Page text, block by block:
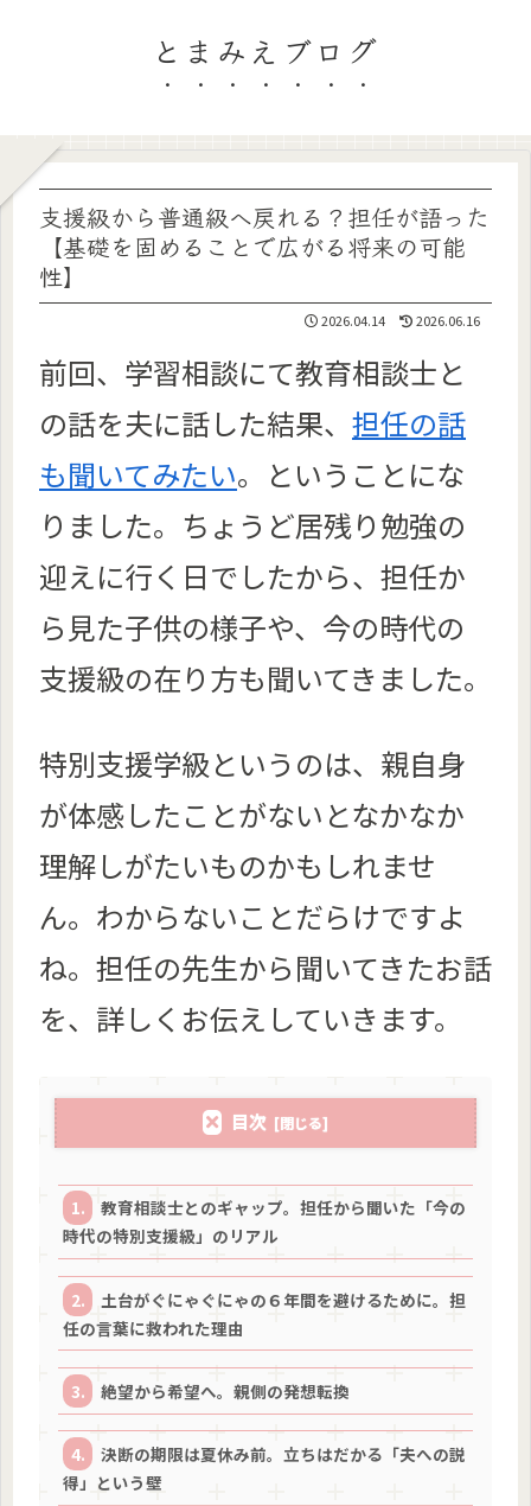
とまみえブログ
支援級から普通級へ戻れる？担任が語った
【基礎を固めることで広がる将来の可能
性】
2026.04.14 2026.06.16
前回、学習相談にて教育相談士と
の話を夫に話した結果、 担任の話
も聞いてみたい。ということにな
りました。ちょうど居残り勉強の
迎えに行く日でしたから、担任か
ら見た子供の様子や、今の時代の
支援級の在り方も聞いてきました。
特別支援学級というのは、親自身
が体感したことがないとなかなか
理解しがたいものかもしれませ
ん。わからないことだらけですよ
ね。担任の先生から聞いてきたお話
を、詳しくお伝えしていきます。
目次
教育相談士とのギャップ。担任から聞いた「今の
時代の特別支援級」のリアル
土台がぐにゃぐにゃの６年間を避けるために。担
任の言葉に救われた理由
絶望から希望へ。親側の発想転換
決断の期限は夏休み前。立ちはだかる「夫への説
得」という壁